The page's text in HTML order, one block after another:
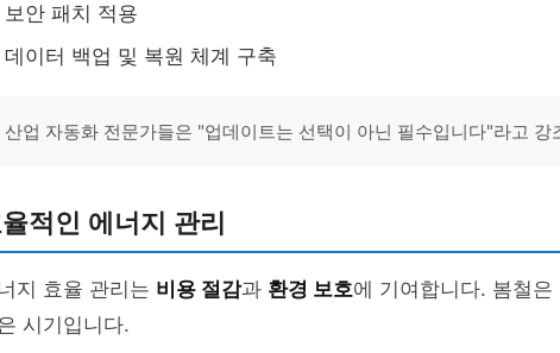
보안 패치 적용
데이터 백업 및 복원 체계 구축
산업 자동화 전문가들은 "업데이트는 선택이 아닌 필수입니다"라고 강
적인 에너지 관리
지 효율 관리는 비용 절감과 환경 보호에 기여합니다. 봄철
시기입니다.